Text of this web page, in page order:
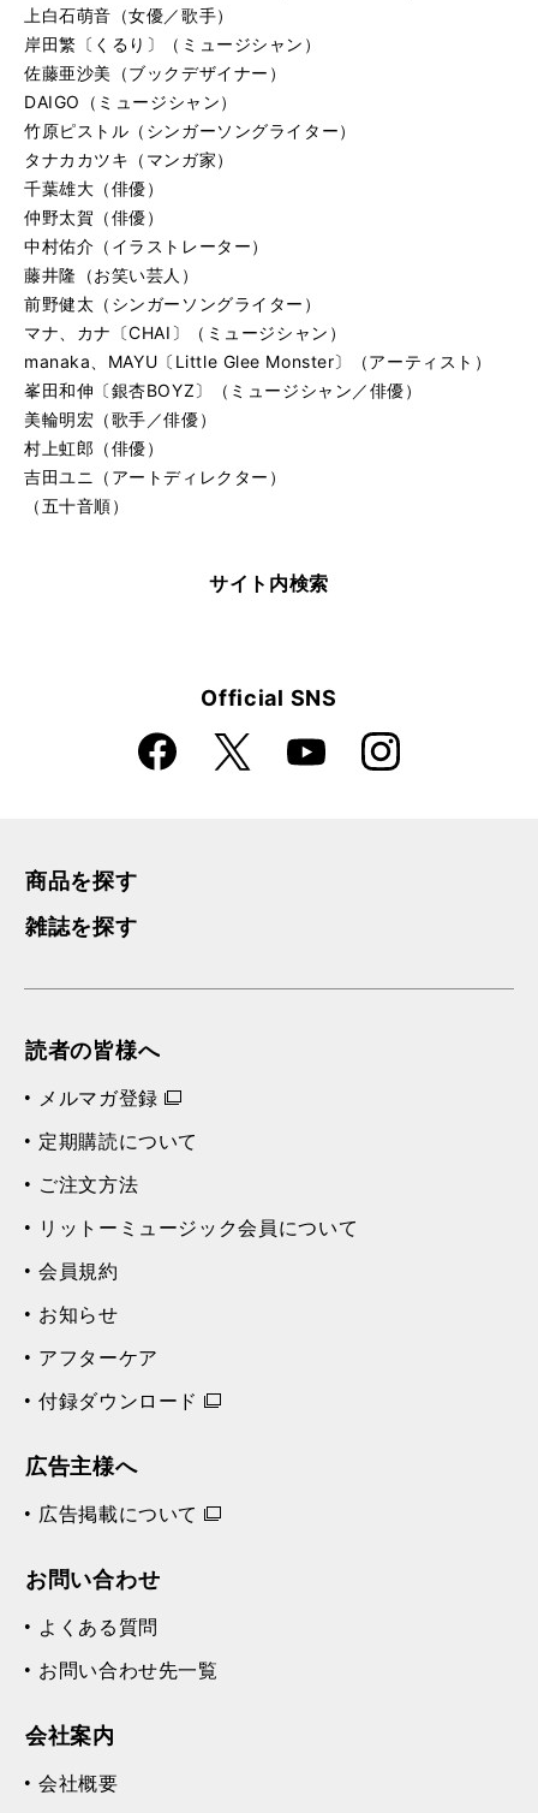
上白石萌音（女優／歌手）
岸田繁〔くるり〕（ミュージシャン）
佐藤亜沙美（ブックデザイナー）
DAIGO（ミュージシャン）
竹原ピストル（シンガーソングライター）
タナカカツキ（マンガ家）
千葉雄大（俳優）
仲野太賀（俳優）
中村佑介（イラストレーター）
藤井隆（お笑い芸人）
前野健太（シンガーソングライター）
マナ、カナ〔CHAI〕（ミュージシャン）
manaka、MAYU〔Little Glee Monster〕（アーティスト）
峯田和伸〔銀杏BOYZ〕（ミュージシャン／俳優）
美輪明宏（歌手／俳優）
村上虹郎（俳優）
吉田ユニ（アートディレクター）
（五十音順）
サイト内検索
Official SNS
Faceboo
k
X YouTube Instagra
m
商品を探す
雑誌を探す
読者の皆様へ
メルマガ登録
定期購読について
ご注文方法
リットーミュージック会員について
会員規約
お知らせ
アフターケア
付録ダウンロード
広告主様へ
広告掲載について
お問い合わせ
よくある質問
お問い合わせ先一覧
会社案内
会社概要